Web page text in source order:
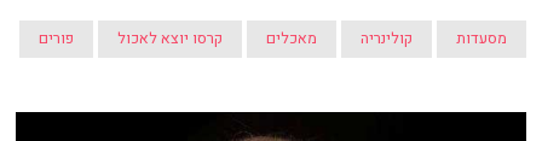
מסעדות קולינריה מאכלים קרסו יוצא לאכול פורים